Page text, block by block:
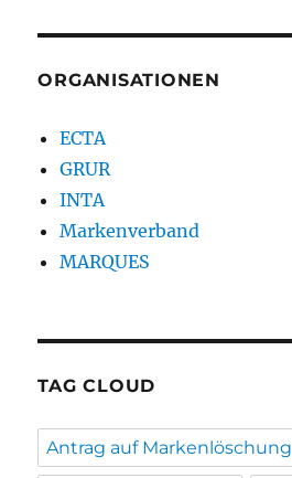
ORGANISATIONEN
ECTA
GRUR
INTA
Markenverband
MARQUES
TAG CLOUD
Antrag auf Markenlöschung